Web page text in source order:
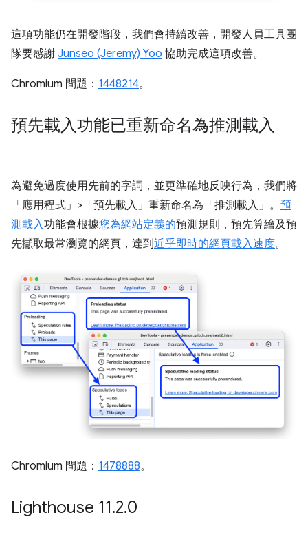
這項功能仍在開發階段，我們會持續改善，開發人員工具團
隊要感謝 Junseo (Jeremy) Yoo 協助完成這項改善。
Chromium 問題： 1448214。
預先載入功能已重新命名為推測載入
為避免過度使用先前的字詞，並更準確地反映行為，我們將
「應用程式」>「預先載入」 重新命名為「推測載入」 。 預
測載入功能會根據您為網站定義的預測規則，預先算繪及預
先擷取最常瀏覽的網頁，達到近乎即時的網頁載入速度。
Chromium 問題： 1478888。
Lighthouse 11.2.0